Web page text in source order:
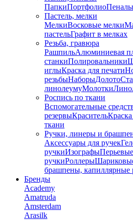
ПапкиПортфолиоПеналы
Пастель, мелки
МелкиВосковые мелки
пастельГрафит в мелках
Резьба, гравюра
РашпильАлюминиевая
станкиПолировальники
иглыКраска для печати
резьбыНаборыДолото
линолеумуМолотки
Роспись по ткани
Вспомогательные
резервыКраситель
ткани
Ручки, линеры и
Аксессуары для ручек
ручкиИзографыПерьевые
ручкиРоллеры
брашпены, капиллярные
Бренды
Academy
Amatruda
Amsterdam
Arasilk